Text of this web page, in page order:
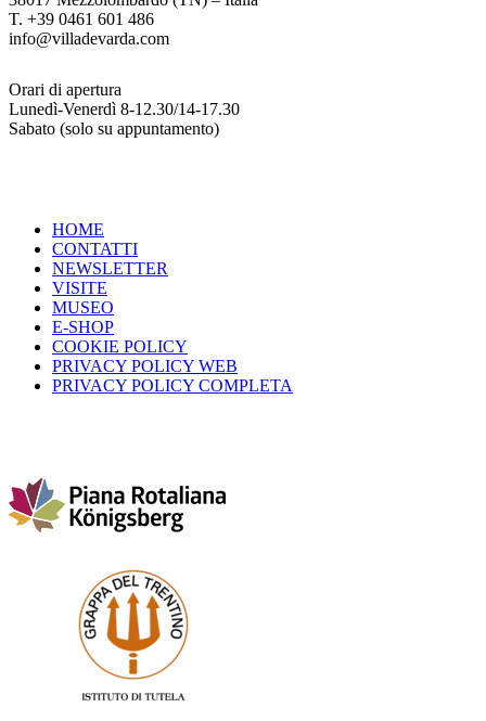
T. +39 0461 601 486
info@villadevarda.com
Orari di apertura
Lunedì-Venerdì 8-12.30/14-17.30
Sabato (solo su appuntamento)
HOME
CONTATTI
NEWSLETTER
VISITE
MUSEO
E-SHOP
COOKIE POLICY
PRIVACY POLICY WEB
PRIVACY POLICY COMPLETA